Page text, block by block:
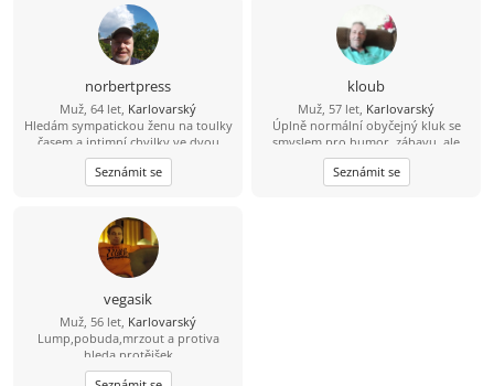
norbertpress
Muž, 64 let, Karlovarský
Hledám sympatickou ženu na toulky
časem a intimní chvilky ve dvou
Seznámit se
kloub
Muž, 57 let, Karlovarský
Úplně normální obyčejný kluk se
smyslem pro humor, zábavu, ale
pochopitelně i odpovědnost
SŠ/47/192, hodně štíhlé postavy,
svobodný, bezdětný, s vyřešenou
Seznámit se
vegasik
Muž, 56 let, Karlovarský
Lump,pobuda,mrzout a protiva
hleda protějšek